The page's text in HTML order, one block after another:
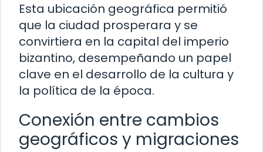
Esta ubicación geográfica permitió
que la ciudad prosperara y se
convirtiera en la capital del imperio
bizantino, desempeñando un papel
clave en el desarrollo de la cultura y
la política de la época.
Conexión entre cambios
geográficos y migraciones